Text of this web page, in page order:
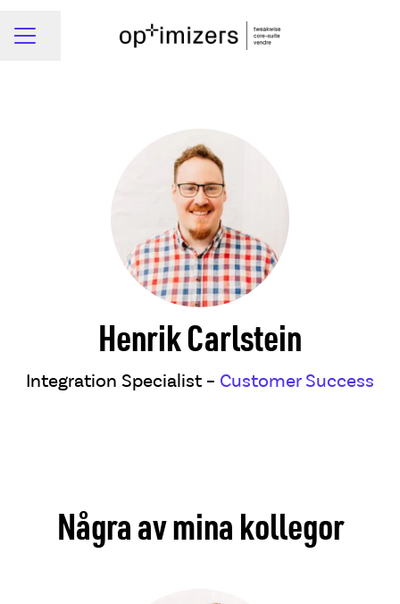
Karriärmeny
Dela sidan
Henrik Carlstein
Integration Specialist – Customer Success
Några av mina kollegor